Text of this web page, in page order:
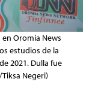
Oromia News
estudios de la
2021. Dulla fue
Negeri)